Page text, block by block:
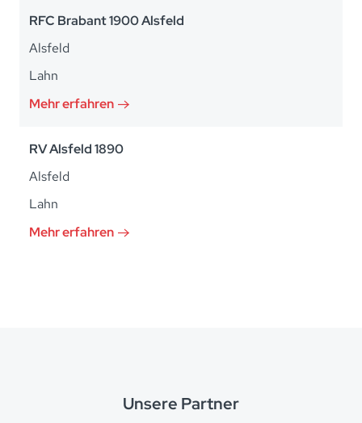
RFC Brabant 1900 Alsfeld
Alsfeld
Lahn
Mehr erfahren
RV Alsfeld 1890
Alsfeld
Lahn
Mehr erfahren
Unsere Partner